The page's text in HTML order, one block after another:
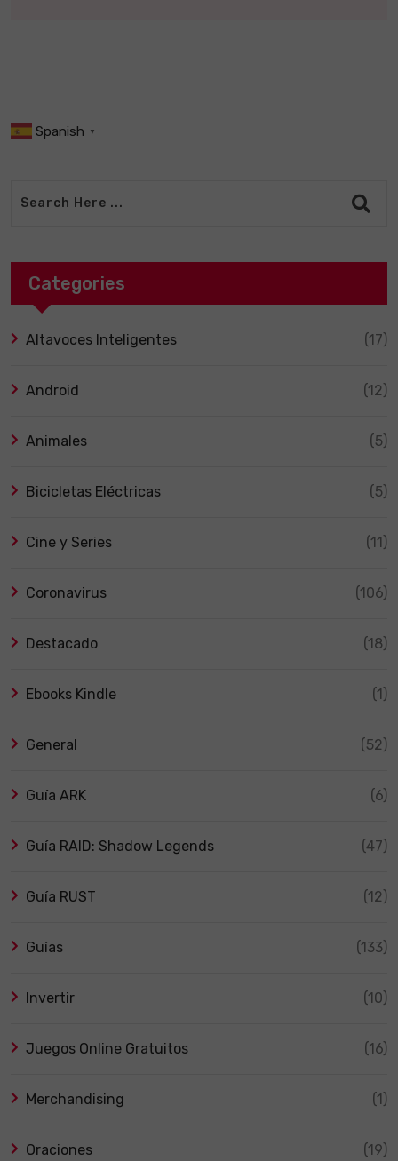
Spanish ▼
Categories
Altavoces Inteligentes (17)
Android (12)
Animales (5)
Bicicletas Eléctricas (5)
Cine y Series (11)
Coronavirus (106)
Destacado (18)
Ebooks Kindle (1)
General (52)
Guía ARK (6)
Guía RAID: Shadow Legends (47)
Guía RUST (12)
Guías (133)
Invertir (10)
Juegos Online Gratuitos (16)
Merchandising (1)
Oraciones (19)